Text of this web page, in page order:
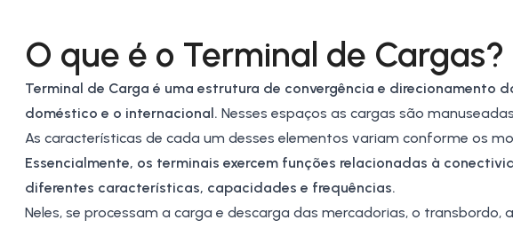
O que é o Terminal de Cargas?
Terminal de Carga é uma estrutura de convergência e direcionamento
doméstico e o internacional. Nesses espaços as cargas são
As características de cada um desses elementos variam conforme os
Essencialmente, os terminais exercem funções relacionadas à
diferentes características, capacidades e frequências.
Neles, se processam a carga e descarga das mercadorias, o